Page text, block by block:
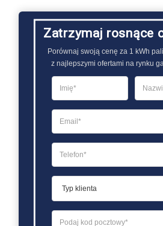
Zatrzymaj rosnące
Porównaj swoją cenę za 1 kWh
z najlepszymi ofertami na rynku